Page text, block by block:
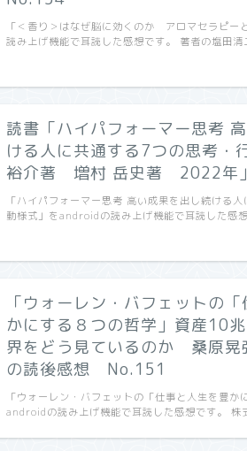
「＜香り＞はなぜ脳に効くのか アロマセラピー
読み上げ機能で耳読した感想です。 著者の塩田
読書「ハイパフォーマー思考
ける人に共通する7つの思考
裕介著 増村 岳史著 2022年
「ハイパフォーマー思考 高い成果を出し続ける
動様式」をandroidの読み上げ機能で耳読した感
「ウォーレン・バフェットの
かにする８つの哲学」資産10
界をどう見ているのか 桑原
の読後感想 No.151
「ウォーレン・バフェットの「仕事と人生を豊か
androidの読み上げ機能で耳読した感想です。 株